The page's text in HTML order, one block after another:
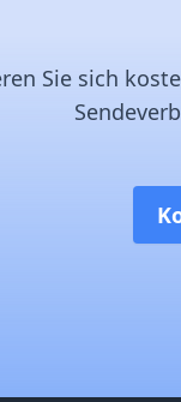
Sie sich